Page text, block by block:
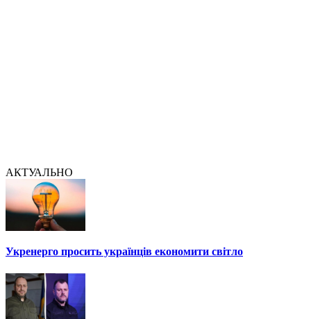
АКТУАЛЬНО
Укренерго просить українців економити світло